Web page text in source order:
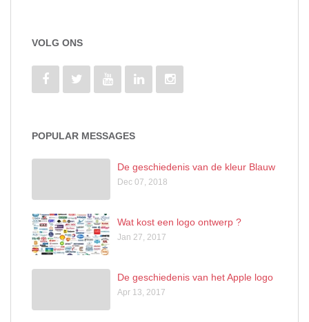
VOLG ONS
POPULAR MESSAGES
De geschiedenis van de kleur Blauw
Dec 07, 2018
Wat kost een logo ontwerp ?
Jan 27, 2017
De geschiedenis van het Apple logo
Apr 13, 2017